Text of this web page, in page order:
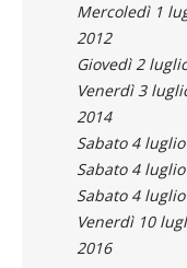
Mercoledì 1
2012
Giovedì 2
Venerdì 3
2014
Sabato 4
Sabato 4
Sabato 4
Venerdì 10
2016